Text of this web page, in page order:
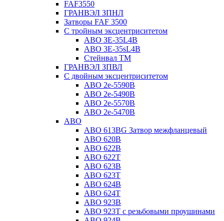
FAF3550
ГРАНВЭЛ ЗПНЛ
Затворы FAF 3500
С тройным эксцентриситетом
ABO ЗE-35L4B
ABO 3E-35sL4B
Стейнвал ТМ
ГРАНВЭЛ ЗПВЛ
С двойным эксцентриситетом
ABO 2e-5590B
ABO 2е-5490B
ABO 2е-5570B
ABO 2е-5470B
ABO
ABO 613BG Затвор межфланцевый
ABO 620B
ABO 622B
ABO 622T
ABO 623B
ABO 623T
ABO 624В
ABO 624Т
ABO 923B
ABO 923Т с резьбовыми проушинами